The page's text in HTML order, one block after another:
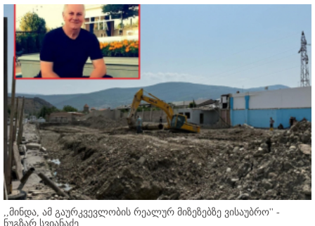
,,მინდა, ამ გაურკვევლობის რეალურ მიზეზებზე ვისაუბრო'' -
ნუგზარ სვიანაძე